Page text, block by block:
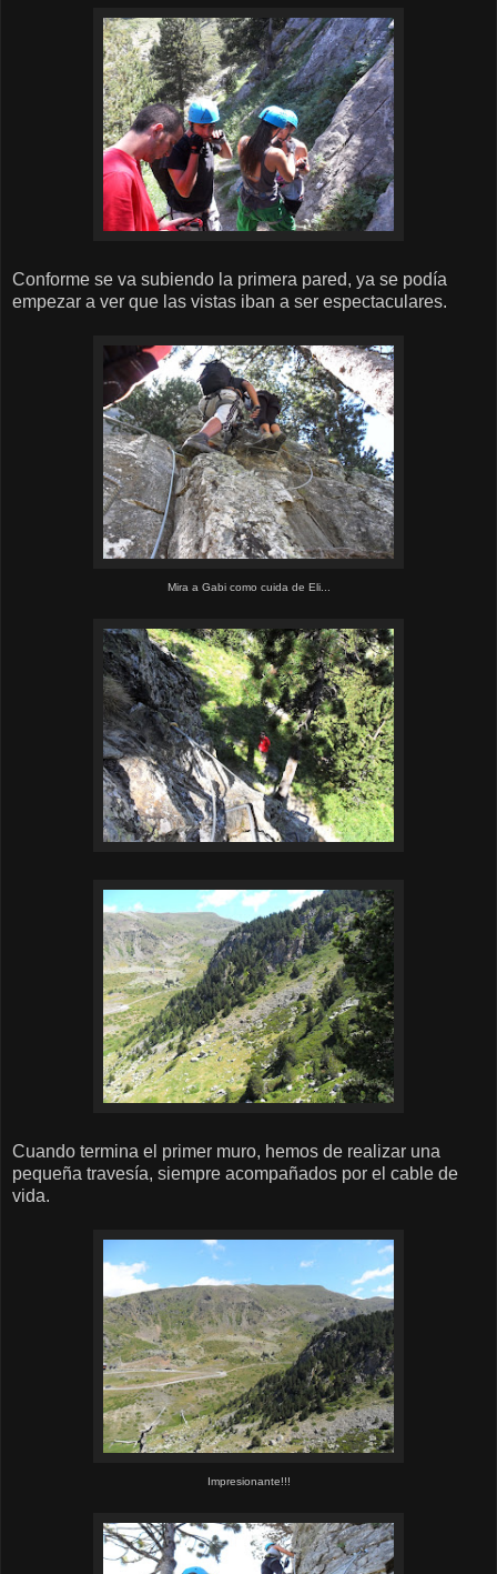
Conforme se va subiendo la primera pared, ya se podía
empezar a ver que las vistas iban a ser espectaculares.
Mira a Gabi como cuida de Eli...
Cuando termina el primer muro, hemos de realizar una
pequeña travesía, siempre acompañados por el cable de
vida.
Impresionante!!!